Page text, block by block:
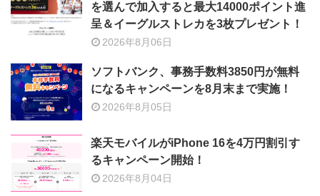
を選んで加入すると最大14000ポイント進
呈＆イーグルストレカを3枚プレゼント！
2026年8月06日
ソフトバンク、事務手数料3850円が無料
になるキャンペーンを8月末まで実施！
2026年8月05日
楽天モバイルがiPhone 16を4万円割引す
るキャンペーン開始！
2026年8月04日